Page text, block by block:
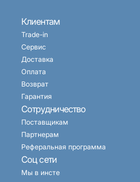
Клиентам
Trade-in
Сервис
Доставка
Оплата
Возврат
Гарантия
Сотрудничество
Поставщикам
Партнерам
Реферальная программа
Соц сети
Мы в инсте